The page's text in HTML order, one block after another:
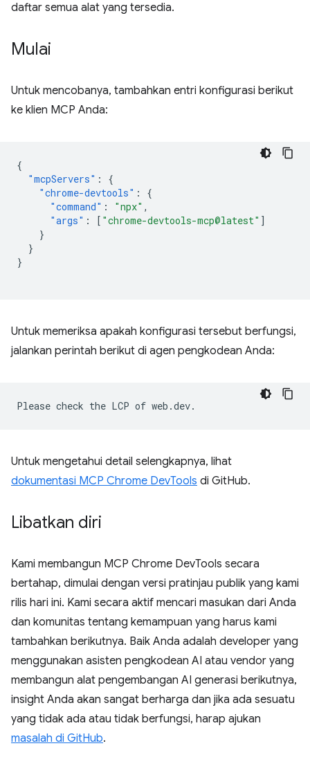
daftar semua alat yang tersedia.
Mulai
Untuk mencobanya, tambahkan entri konfigurasi berikut
ke klien MCP Anda:
{
"mcpServers" :
{
"chrome-devtools" :
{
"command" : "npx" ,
"args" : [ "chrome-devtools-mcp@latest" ]
}
}
}
Untuk memeriksa apakah konfigurasi tersebut berfungsi,
jalankan perintah berikut di agen pengkodean Anda:
Untuk mengetahui detail selengkapnya, lihat
dokumentasi MCP Chrome DevTools di GitHub.
Libatkan diri
Kami membangun MCP Chrome DevTools secara
bertahap, dimulai dengan versi pratinjau publik yang kami
rilis hari ini. Kami secara aktif mencari masukan dari Anda
dan komunitas tentang kemampuan yang harus kami
tambahkan berikutnya. Baik Anda adalah developer yang
menggunakan asisten pengkodean AI atau vendor yang
membangun alat pengembangan AI generasi berikutnya,
insight Anda akan sangat berharga dan jika ada sesuatu
yang tidak ada atau tidak berfungsi, harap ajukan
masalah di GitHub.